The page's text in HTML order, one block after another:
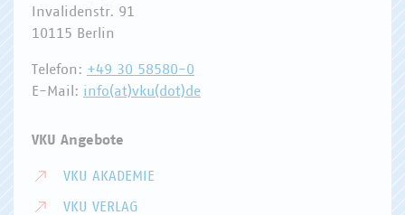
Invalidenstr. 91
10115 Berlin
Telefon: +49 30 58580-0
E-Mail: info(at)vku(dot)de
VKU Angebote
VKU AKADEMIE
VKU VERLAG